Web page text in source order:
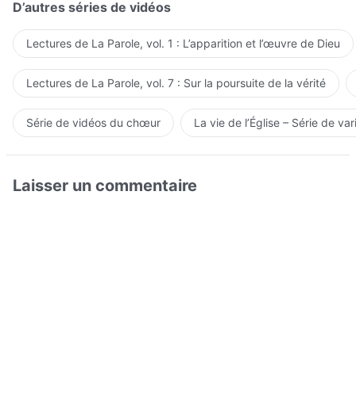
D’autres séries de vidéos
Lectures de La Parole, vol. 1 : L’apparition et l’œuvre de Dieu
Lectures de La Parole, vol. 7 : Sur la poursuite de la vérité
Série de vidéos du chœur La vie de l’Église – Série de
Laisser un commentaire